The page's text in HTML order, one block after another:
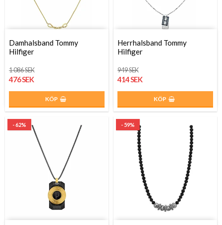
Damhalsband Tommy
Hilfiger
1 086 SEK
476 SEK
KÖP
Herrhalsband Tommy
Hilfiger
949 SEK
414 SEK
KÖP
- 62% - 59%